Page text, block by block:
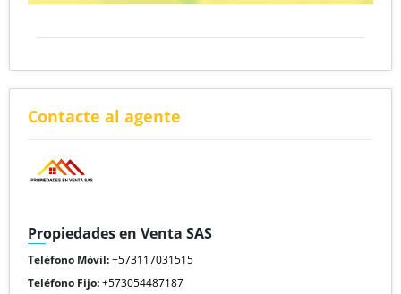
Contacte al agente
Propiedades en Venta SAS
Teléfono Móvil:+573117031515
Teléfono Fijo:+573054487187